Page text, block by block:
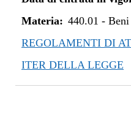
Materia: 440.01 -
REGOLAMENTI DI
ITER DELLA LEGGE